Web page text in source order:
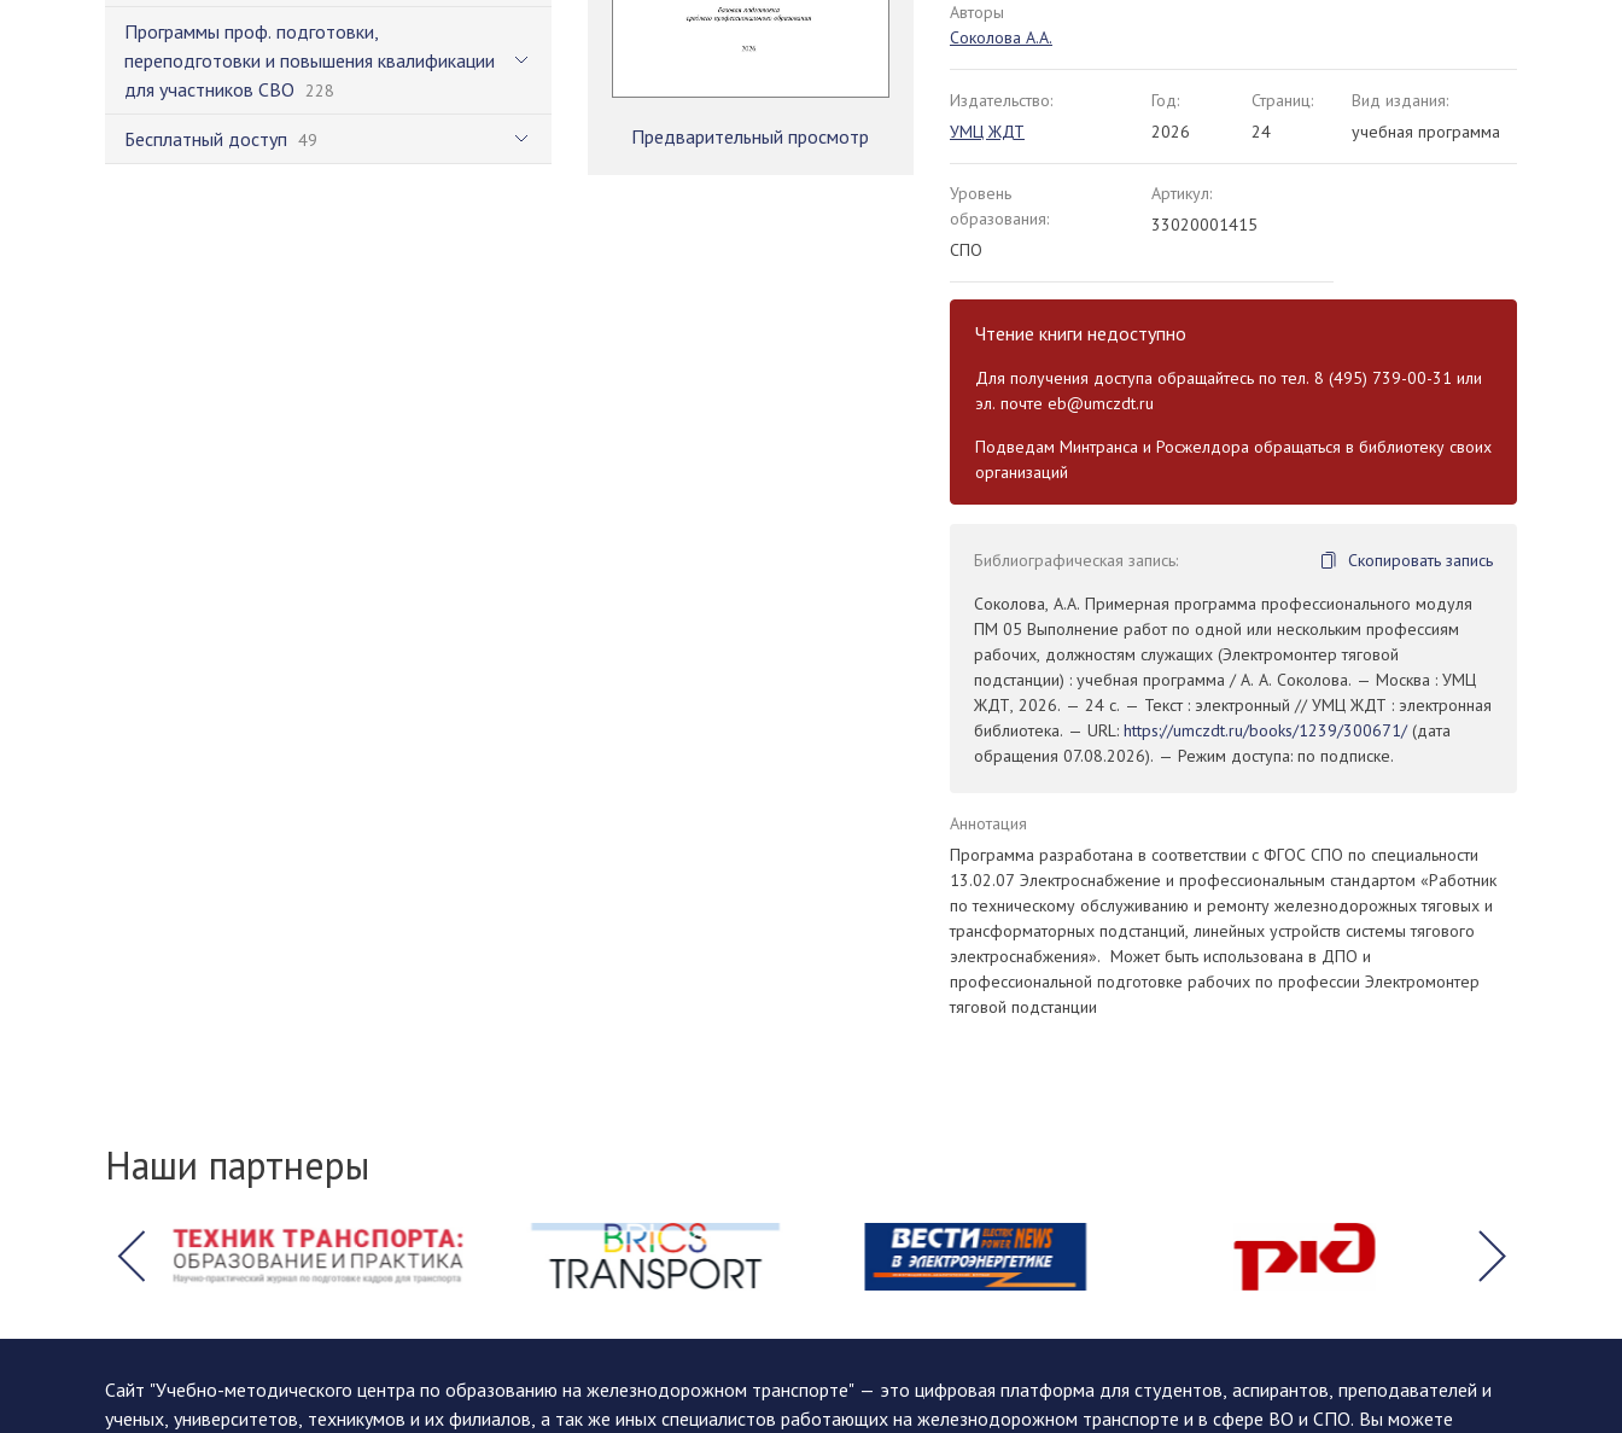
Программы проф. подготовки,
переподготовки и повышения квалификации
для участников СВО 228
Бесплатный доступ 49 Предварительный просмотр
Авторы
Соколова А.А.
Издательство:
УМЦ ЖДТ
Год:
2026
Страниц:
24
Вид издания:
учебная программа
Уровень
образования:
СПО
Артикул:
33020001415
Чтение книги недоступно
Для получения доступа обращайтесь по тел. 8 (495) 739-00-31 или
эл. почте eb@umczdt.ru
Подведам Минтранса и Росжелдора обращаться в библиотеку своих
организаций
Библиографическая запись:
Скопировать запись
Соколова, А.А. Примерная программа профессионального модуля
ПМ 05 Выполнение работ по одной или нескольким профессиям
рабочих, должностям служащих (Электромонтер тяговой
подстанции) : учебная программа / А. А. Соколова. — Москва : УМЦ
ЖДТ, 2026. — 24 с. — Текст : электронный // УМЦ ЖДТ : электронная
библиотека. — URL: https://umczdt.ru/books/1239/300671/(дата
обращения 07.08.2026). — Режим доступа: по подписке.
Аннотация
Программа разработана в соответствии с ФГОС СПО по специальности
13.02.07 Электроснабжение и профессиональным стандартом «Работник
по техническому обслуживанию и ремонту железнодорожных тяговых и
трансформаторных подстанций, линейных устройств системы тягового
электроснабжения». Может быть использована в ДПО и
профессиональной подготовке рабочих по профессии Электромонтер
тяговой подстанции
Наши партнеры
Сайт "Учебно-методического центра по образованию на железнодорожном транспорте" — это цифровая платформа для студентов, аспирантов, преподавателей и
ученых, университетов, техникумов и их филиалов, а так же иных специалистов работающих на железнодорожном транспорте и в сфере ВО и СПО. Вы можете